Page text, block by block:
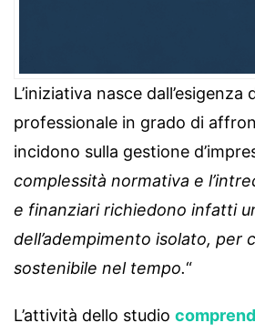
L’iniziativa nasce
professionale in grado di
incidono sulla gestione
complessità normativa e
e finanziari richiedono infatti
dell’adempimento isolato, per
sostenibile nel tempo.“
L’attività dello studio